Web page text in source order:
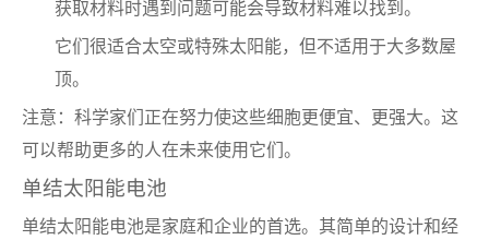
获取材料时遇到问题可能会导致材料难以找到。
它们很适合太空或特殊太阳能，但不适用于大多数屋
顶。
注意：科学家们正在努力使这些细胞更便宜、更强大。这
可以帮助更多的人在未来使用它们。
单结太阳能电池
单结太阳能电池是家庭和企业的首选。其简单的设计和经